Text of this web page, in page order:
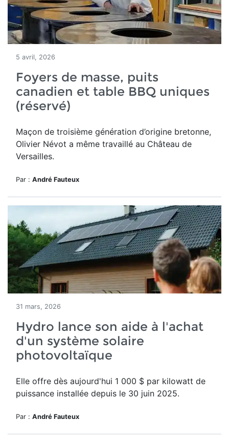
5 avril, 2026
Foyers de masse, puits
canadien et table BBQ uniques
(réservé)
Maçon de troisième génération d’origine bretonne,
Olivier Névot a même travaillé au Château de
Versailles.
Par : André Fauteux
31 mars, 2026
Hydro lance son aide à l'achat
d'un système solaire
photovoltaïque
Elle offre dès aujourd'hui 1 000 $ par kilowatt de
puissance installée depuis le 30 juin 2025.
Par : André Fauteux